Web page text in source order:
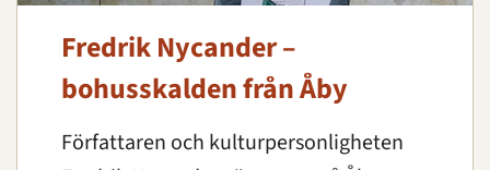
Fredrik Nycander –
bohusskalden från Åby
Författaren och kulturpersonligheten